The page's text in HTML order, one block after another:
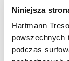
Niniejsza
Hartmann
powszechnych
podczas
304 l
Klasa
I